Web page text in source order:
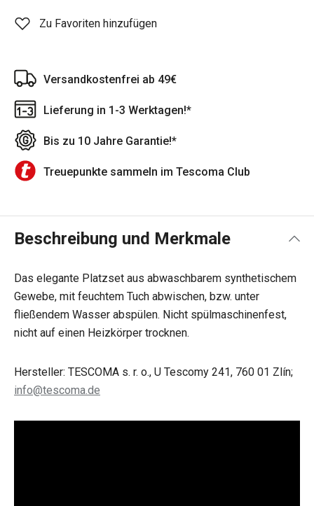
Zu Favoriten hinzufügen
Versandkostenfrei ab 49€
Lieferung in 1-3 Werktagen!*
Bis zu 10 Jahre Garantie!*
Treuepunkte sammeln im Tescoma Club
Beschreibung und Merkmale
Das elegante Platzset aus abwaschbarem synthetischem
Gewebe, mit feuchtem Tuch abwischen, bzw. unter
fließendem Wasser abspülen. Nicht spülmaschinenfest,
nicht auf einen Heizkörper trocknen.
Hersteller: TESCOMA s. r. o., U Tescomy 241, 760 01 Zlín;
info@tescoma.de